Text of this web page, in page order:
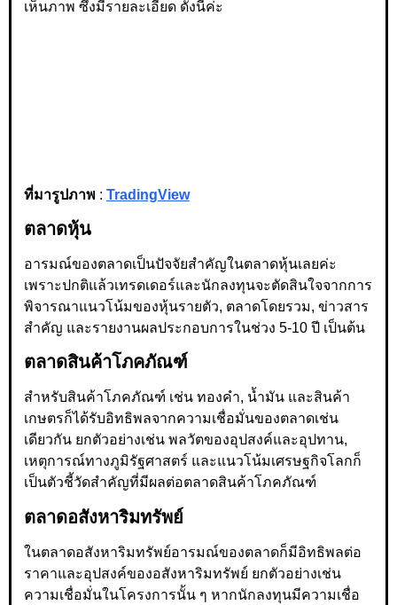
เห็นภาพ ซึ่งมีรายละเอียด ดังนี้ค่ะ
ที่มารูปภาพ : TradingView
ตลาดหุ้น
อารมณ์ของตลาดเป็นปัจจัยสำคัญในตลาดหุ้นเลยค่ะ
เพราะปกติแล้วเทรดเดอร์และนักลงทุนจะตัดสินใจจากการ
พิจารณาแนวโน้มของหุ้นรายตัว, ตลาดโดยรวม, ข่าวสาร
สำคัญ และรายงานผลประกอบการในช่วง 5-10 ปี เป็นต้น
ตลาดสินค้าโภคภัณฑ์
สำหรับสินค้าโภคภัณฑ์ เช่น ทองคำ, น้ำมัน และสินค้า
เกษตรก็ได้รับอิทธิพลจากความเชื่อมั่นของตลาดเช่น
เดียวกัน ยกตัวอย่างเช่น พลวัตของอุปสงค์และอุปทาน,
เหตุการณ์ทางภูมิรัฐศาสตร์ และแนวโน้มเศรษฐกิจโลกก็
เป็นตัวชี้วัดสำคัญที่มีผลต่อตลาดสินค้าโภคภัณฑ์
ตลาดอสังหาริมทรัพย์
ในตลาดอสังหาริมทรัพย์อารมณ์ของตลาดก็มีอิทธิพลต่อ
ราคาและอุปสงค์ของอสังหาริมทรัพย์ ยกตัวอย่างเช่น
ความเชื่อมั่นในโครงการนั้น ๆ หากนักลงทุนมีความเชื่อ